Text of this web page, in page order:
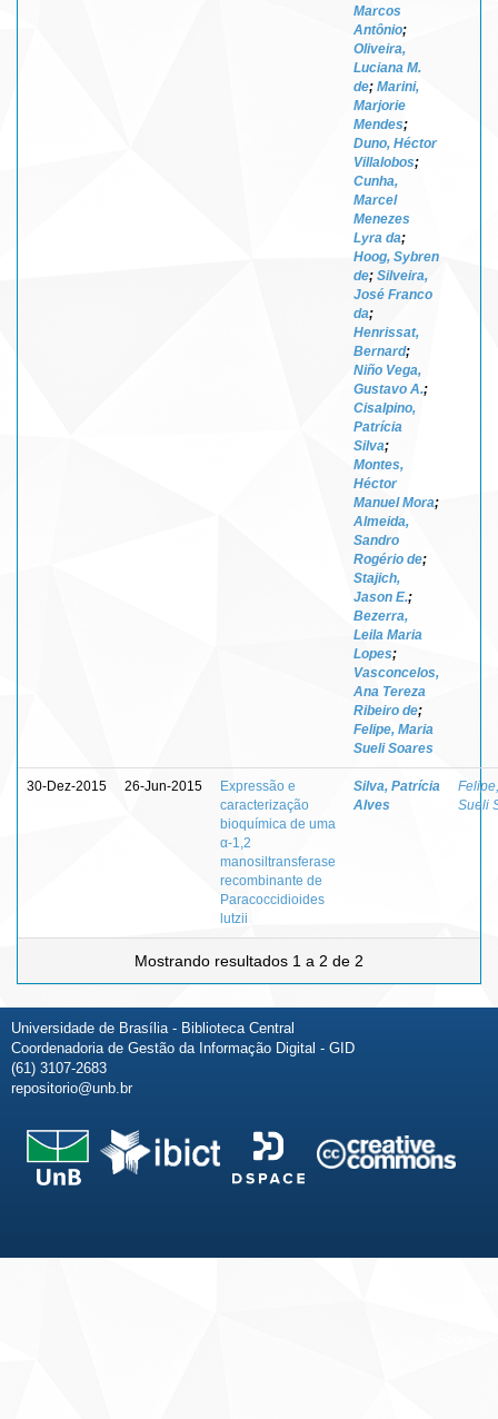
Marcos
Antônio;
Oliveira,
Luciana M.
de; Marini,
Marjorie
Mendes;
Duno, Héctor
Villalobos;
Cunha,
Marcel
Menezes
Lyra da;
Hoog, Sybren
de; Silveira,
José Franco
da;
Henrissat,
Bernard;
Niño Vega,
Gustavo A.;
Cisalpino,
Patrícia
Silva;
Montes,
Héctor
Manuel Mora;
Almeida,
Sandro
Rogério de;
Stajich,
Jason E.;
Bezerra,
Leila Maria
Lopes;
Vasconcelos,
Ana Tereza
Ribeiro de;
Felipe, Maria
Sueli Soares
30-Dez-2015 26-Jun-2015
Expressão e
caracterização
bioquímica de uma
α-1,2
manosiltransferase
recombinante de
Paracoccidioides
lutzii
Silva, Patrícia
Alves
Sueli
Mostrando resultados 1 a 2 de 2
Universidade de Brasília - Biblioteca Central
Coordenadoria de Gestão da Informação Digital - GID
(61) 3107-2683
repositorio@unb.br